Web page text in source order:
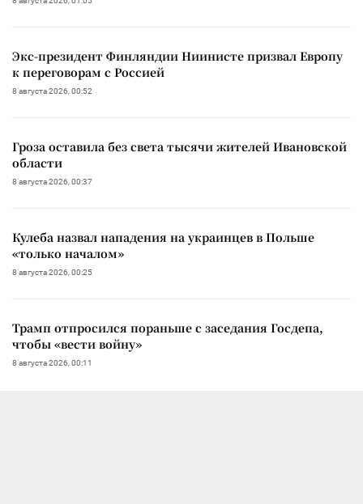
Экс-президент Финляндии Ниинисте призвал Европу
к переговорам с Россией
8 августа 2026, 00:52
Гроза оставила без света тысячи жителей Ивановской
области
8 августа 2026, 00:37
Кулеба назвал нападения на украинцев в Польше
«только началом»
8 августа 2026, 00:25
Трамп отпросился пораньше с заседания Госдепа,
чтобы «вести войну»
8 августа 2026, 00:11